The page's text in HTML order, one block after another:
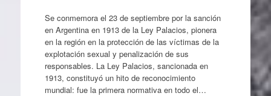
Se conmemora el 23 de septiembre por la sanción
en Argentina en 1913 de la Ley Palacios, pionera
en la región en la protección de las víctimas de la
explotación sexual y penalización de sus
responsables. La Ley Palacios, sancionada en
1913, constituyó un hito de reconocimiento
mundial: fue la primera normativa en todo el…